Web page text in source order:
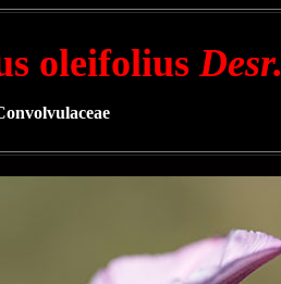
oleifoliusDesr.